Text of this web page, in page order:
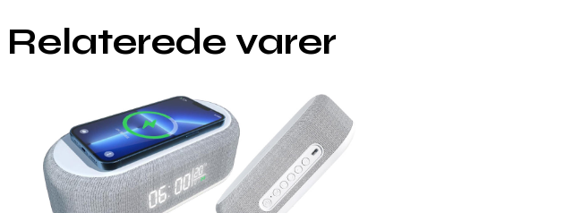
Relaterede varer